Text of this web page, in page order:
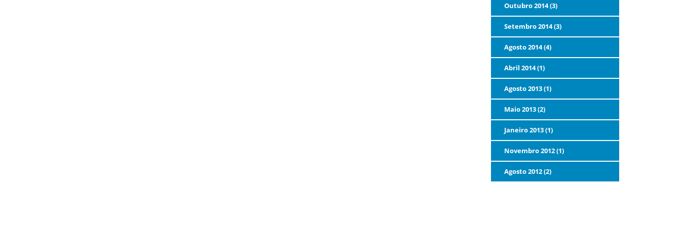
Outubro 2014 (3)
Setembro 2014 (3)
Agosto 2014 (4)
Abril 2014 (1)
Agosto 2013 (1)
Maio 2013 (2)
Janeiro 2013 (1)
Novembro 2012 (1)
Agosto 2012 (2)